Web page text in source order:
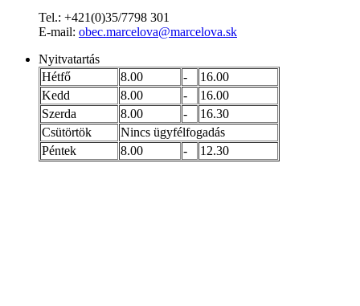
Tel.: +421(0)35/7798 301
E-mail: obec.marcelova@marcelova.sk
Nyitvatartás
Hétfő
8.00 -
16.00
Kedd
8.00 -
16.00
Szerda
8.00 -
16.30
Csütörtök
Nincs ügyfélfogadás
Péntek
8.00 - 12.30